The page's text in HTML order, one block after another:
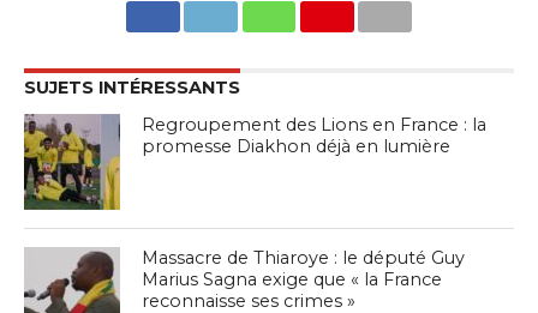
SUJETS INTÉRESSANTS
Regroupement des Lions en France : la
promesse Diakhon déjà en lumière
Massacre de Thiaroye : le député Guy
Marius Sagna exige que « la France
reconnaisse ses crimes »